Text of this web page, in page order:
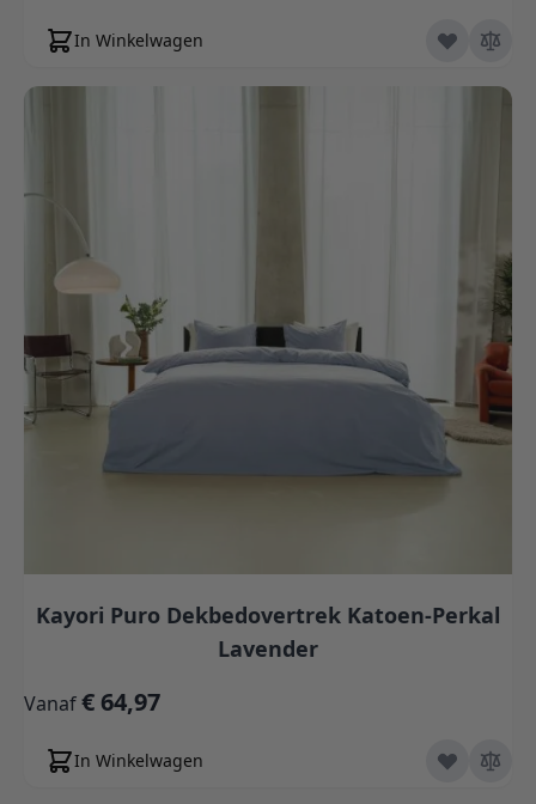
In Winkelwagen
Kayori Puro Dekbedovertrek Katoen-Perkal
Lavender
Vanaf€ 64,97
In Winkelwagen